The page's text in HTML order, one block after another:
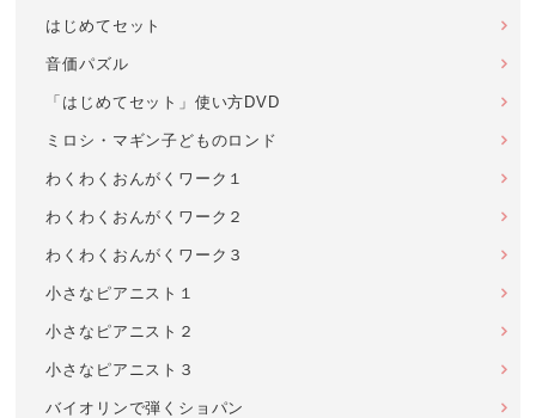
はじめてセット
音価パズル
「はじめてセット」使い方DVD
ミロシ・マギン子どものロンド
わくわくおんがくワーク１
わくわくおんがくワーク２
わくわくおんがくワーク３
小さなピアニスト１
小さなピアニスト２
小さなピアニスト３
バイオリンで弾くショパン